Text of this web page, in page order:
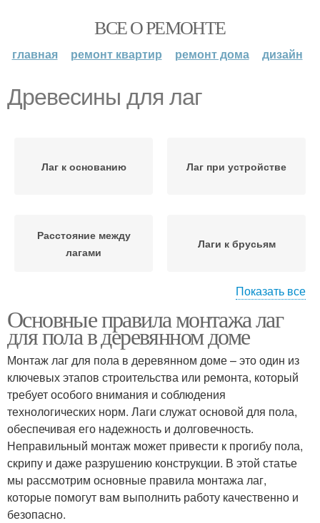
ВСЕ О РЕМОНТЕ
главная ремонт квартир ремонт дома дизайн
Древесины для лаг
Лаг к основанию Лаг при устройстве
Расстояние между
лагами
Лаги к брусьям
Установленные лаги
Показать все
Основные правила монтажа лаг
для пола в деревянном доме
Монтаж лаг для пола в деревянном доме – это один из
ключевых этапов строительства или ремонта, который
требует особого внимания и соблюдения
технологических норм. Лаги служат основой для пола,
обеспечивая его надежность и долговечность.
Неправильный монтаж может привести к прогибу пола,
скрипу и даже разрушению конструкции. В этой статье
мы рассмотрим основные правила монтажа лаг,
которые помогут вам выполнить работу качественно и
безопасно.